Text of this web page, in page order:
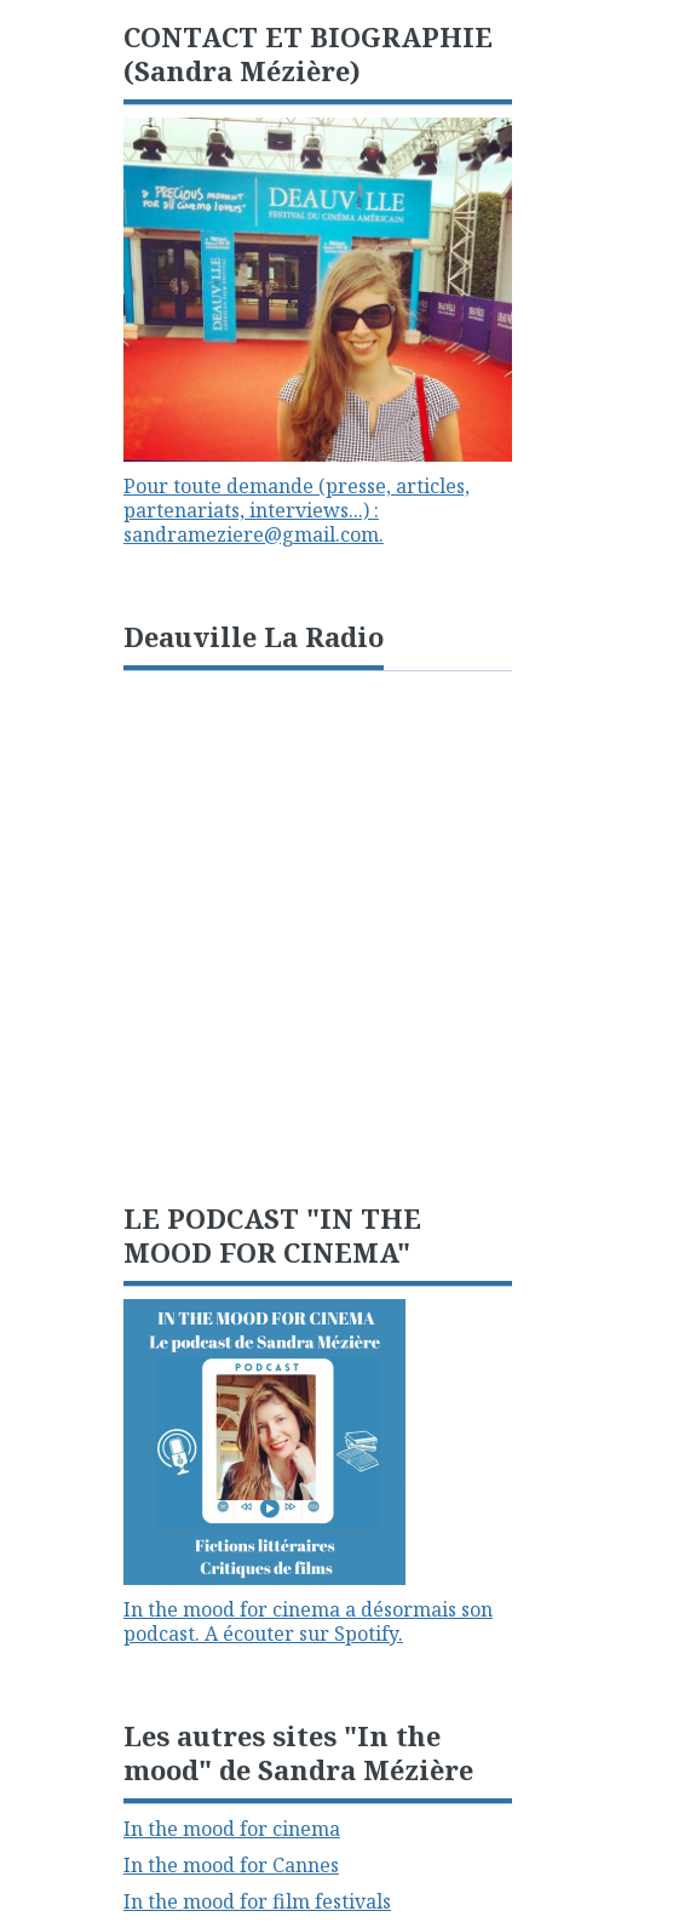
CONTACT ET BIOGRAPHIE
(Sandra Mézière)
Pour toute demande (presse, articles,
partenariats, interviews...) :
sandrameziere@gmail.com.
Deauville La Radio
LE PODCAST "IN THE
MOOD FOR CINEMA"
In the mood for cinema a désormais son
podcast. A écouter sur Spotify.
Les autres sites "In the
mood" de Sandra Mézière
In the mood for cinema
In the mood for Cannes
In the mood for film festivals